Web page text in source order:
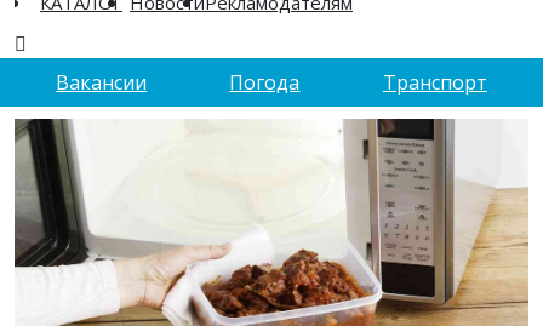
Вакансии Погода Транспорт